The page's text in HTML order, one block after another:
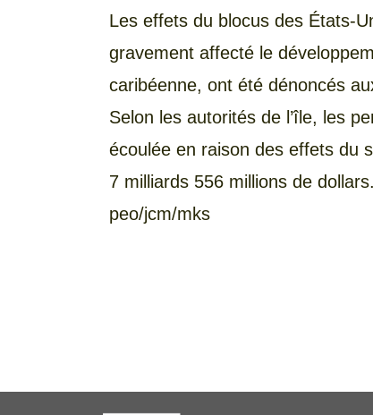
Les effets du blocus des États-
gravement affecté le
caribéenne, ont été dénoncés
Selon les autorités de l’île, les
écoulée en raison des effets du
7 milliards 556 millions de dollars.
peo/jcm/mks